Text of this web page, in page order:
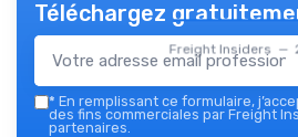
Freight Insiders —
Téléchargez
* En remplissant ce formulaire,
des fins commerciales par Freight
partenaires.